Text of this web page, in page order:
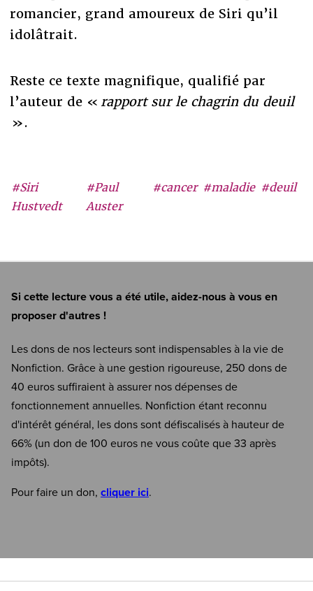
#Siri
Hustvedt
#Paul
Auster
#cancer #maladie #deuil
romancier, grand amoureux de Siri qu’il
idolâtrait.
Reste ce texte magnifique, qualifié par
l’auteur de « rapport sur le chagrin du deuil
».
Si cette lecture vous a été utile, aidez-nous à vous en
proposer d'autres !
Les dons de nos lecteurs sont indispensables à la vie de
Nonfiction. Grâce à une gestion rigoureuse, 250 dons de
40 euros suffiraient à assurer nos dépenses de
fonctionnement annuelles. Nonfiction étant reconnu
d'intérêt général, les dons sont défiscalisés à hauteur de
66% (un don de 100 euros ne vous coûte que 33 après
impôts).
Pour faire un don, cliquer ici.